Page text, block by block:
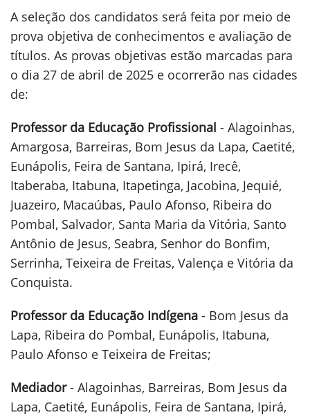
A seleção dos candidatos será feita por meio de
prova objetiva de conhecimentos e avaliação de
títulos. As provas objetivas estão marcadas para
o dia 27 de abril de 2025 e ocorrerão nas cidades
de:
Professor da Educação Profissional - Alagoinhas,
Amargosa, Barreiras, Bom Jesus da Lapa, Caetité,
Eunápolis, Feira de Santana, Ipirá, Irecê,
Itaberaba, Itabuna, Itapetinga, Jacobina, Jequié,
Juazeiro, Macaúbas, Paulo Afonso, Ribeira do
Pombal, Salvador, Santa Maria da Vitória, Santo
Antônio de Jesus, Seabra, Senhor do Bonfim,
Serrinha, Teixeira de Freitas, Valença e Vitória da
Conquista.
Professor da Educação Indígena - Bom Jesus da
Lapa, Ribeira do Pombal, Eunápolis, Itabuna,
Paulo Afonso e Teixeira de Freitas;
Mediador- Alagoinhas, Barreiras, Bom Jesus da
Lapa, Caetité, Eunápolis, Feira de Santana, Ipirá,